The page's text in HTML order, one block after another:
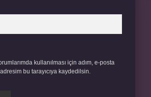
kullanılması için adım, e-posta
bu tarayıcıya kaydedilsin.